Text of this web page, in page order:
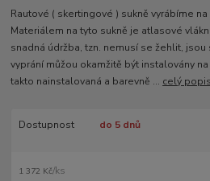
Rautové ( skertingové ) sukně vyrábíme
Materiálem na tyto sukně je atlasové
snadná údržba, tzn. nemusí se žehlit,
vyprání můžou okamžitě být instalovány
takto nainstalovaná a barevně ... celý popis
Dostupnost do 5 dnů
1 372 Kč/ks